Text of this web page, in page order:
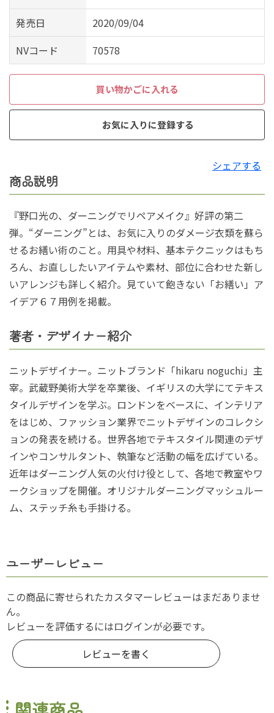
発売日
2020/09/04
NVコード
70578
買い物かごに入れる
お気に入りに登録する
シェアする
商品説明
『野口光の、ダーニングでリペアメイク』好評の第二
弾。“ダーニング”とは、お気に入りのダメージ衣類を蘇ら
せるお繕い術のこと。用具や材料、基本テクニックはもち
ろん、お直ししたいアイテムや素材、部位に合わせた新し
いアレンジも詳しく紹介。見ていて飽きない「お繕い」ア
イデア６７用例を掲載。
著者・デザイナー紹介
ニットデザイナー。ニットブランド「hikaru noguchi」主
宰。武蔵野美術大学を卒業後、イギリスの大学にてテキス
タイルデザインを学ぶ。ロンドンをベースに、インテリア
をはじめ、ファッション業界でニットデザインのコレクシ
ョンの発表を続ける。世界各地でテキスタイル関連のデザ
インやコンサルタント、執筆など活動の幅を広げている。
近年はダーニング人気の火付け役として、各地で教室やワ
ークショップを開催。オリジナルダーニングマッシュルー
ム、ステッチ糸も手掛ける。
ユーザーレビュー
この商品に寄せられたカスタマーレビューはまだありませ
ん。
レビューを評価するにはログインが必要です。
レビューを書く